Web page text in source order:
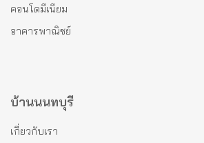
คอนโดมีเนียม
อาคารพาณิชย์
บ้านนนทบุรี
เกี่ยวกับเรา